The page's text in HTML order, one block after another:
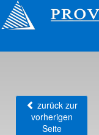
zurück zur
vorherigen
Seite